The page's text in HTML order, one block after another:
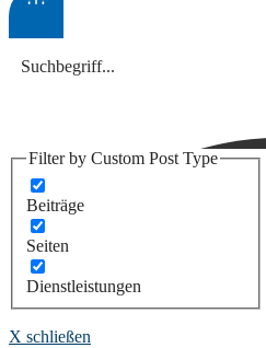
Filter by Custom Post Type
Beiträge
Seiten
Dienstleistungen
X schließen